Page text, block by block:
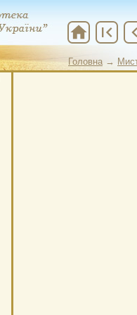
Головна →
Головна→
home first_page chevron_left